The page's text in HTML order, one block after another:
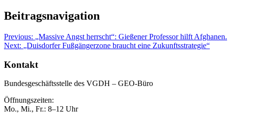
Beitragsnavigation
Previous: „Massive Angst herrscht“: Gießener Professor hilft Afghanen.
Next: „Duisdorfer Fußgängerzone braucht eine Zukunftsstrategie“
Kontakt
Bundesgeschäftsstelle des VGDH – GEO-Büro
Öffnungszeiten:
Mo., Mi., Fr.: 8–12 Uhr